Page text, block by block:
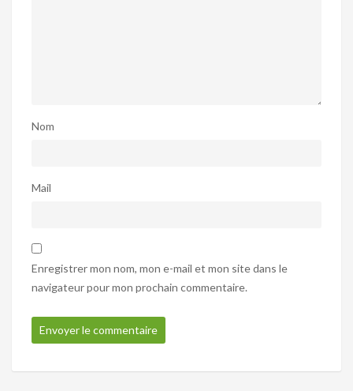
Nom
Mail
Enregistrer mon nom, mon e-mail et mon site dans le
navigateur pour mon prochain commentaire.